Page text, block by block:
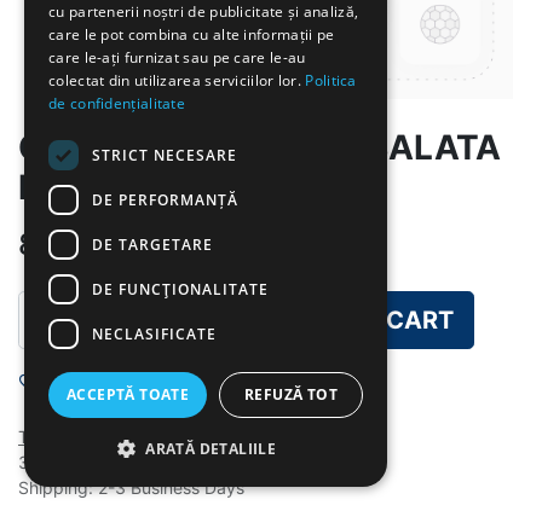
OREZ CU LEGUME SI SALATA
DE CASTRAVETI
8.00 lei
ADD TO CART
Add to wishlist
Terms and Conditions
30-day money-back guarantee
Shipping: 2-3 Business Days
cu partenerii noștri de publicitate și analiză,
care le pot combina cu alte informații pe
care le-ați furnizat sau pe care le-au
colectat din utilizarea serviciilor lor. Politica
de confidențialitate
STRICT NECESARE
DE PERFORMANȚĂ
DE TARGETARE
DE FUNCŢIONALITATE
NECLASIFICATE
ACCEPTĂ TOATE REFUZĂ TOT
ARATĂ DETALIILE